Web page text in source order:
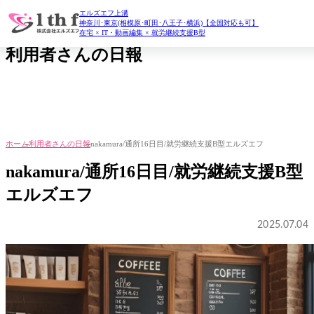
エルズエフ上溝
神奈川･東京(相模原･町田･八王子･横浜)【全国対応も可】
在宅 × IT・動画編集 × 就労継続支援B型
daily report
利用者さんの日報
ホーム利用者さんの日報nakamura/通所16日目/就労継続支援B型エルズエフ
nakamura/通所16日目/就労継続支援B型
エルズエフ
2025.07.04